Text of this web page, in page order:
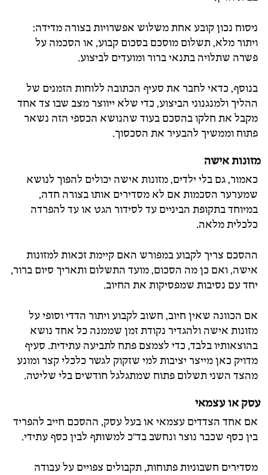
ניסוח נכון קובע אחת משלוש אפשרויות בצורה מדידה:
ויתור מלא, תשלום מוסכם בסכום קבוע, או הסכמה על
פשרה שתלויה בתנאי ברור ומועדים לביצוע.
בנוסף, כדאי לחבר את סעיף הכתובה ללוחות הזמנים של
ההליך ולמנגנוני הביצוע, כדי שלא ייווצר מצב שבו צד אחד
מקבל את חלקו בהסכם בעוד שהנושא הכספי הזה נשאר
פתוח וממשיך להבעיר את הסכסוך.
מזונות אישה
כאמור, גם בלי ילדים, מזונות אישה יכולים להפוך לנושא
שמערער הסכמות אם לא מסדירים אותו בצורה חדה,
במיוחד בתקופת הביניים עד לסידור הגט או עד להפרדה
כלכלית מלאה.
ההסכם צריך לקבוע במפורש האם קיימת זכאות למזונות
אישה, ואם כן מה הסכום, מועד התשלום ותאריך סיום ברור,
יחד עם נסיבות שמפסיקות את החיוב.
אם הכוונה שאין חיוב, חשוב לקבוע ויתור הדדי וסופי על
מזונות אישה ולהגדיר נקודת זמן שממנה כל אחד נושא
בהוצאותיו בלבד, כדי לצמצם פתח לתביעה עתידית. סעיף
מדויק כאן מייצר יציבות למי שזקוק לגשר כלכלי קצר ומונע
מהצד השני תשלום פתוח שמתגלגל חודשים בלי שליטה.
עסק או עצמאי
אם אחד הצדדים עצמאי או בעל עסק, ההסכם חייב להפריד
בין כסף שכבר נוצר ונחשב בד"כ למשותף לבין כסף עתידי.
מסדירים חשבוניות פתוחות, תקבולים צפויים על עבודה